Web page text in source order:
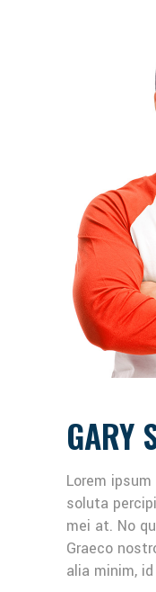
GARY
Lorem
soluta
mei at. No
Graeco
alia minim,